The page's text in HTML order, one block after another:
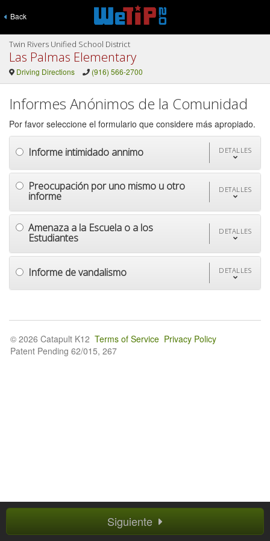
Back
Twin Rivers Unified School District
Las Palmas Elementary
Driving Directions (916) 566-2700
Informes Anónimos de la Comunidad
Por favor seleccione el formulario que considere más apropiado.
Informe intimidado annimo DETALLES
Preocupación por uno mismo u otro
informe
DETALLES
Amenaza a la Escuela o a los
Estudiantes
DETALLES
Informe de vandalismo DETALLES
Siguiente
© 2026 Catapult K12 Terms of Service Privacy Policy
Patent Pending 62/015, 267